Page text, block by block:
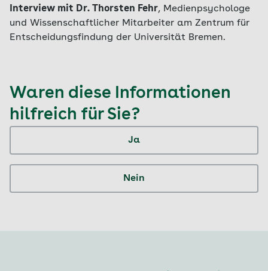
Interview mit Dr. Thorsten Fehr, Medienpsychologe
und Wissenschaftlicher Mitarbeiter am Zentrum für
Entscheidungsfindung der Universität Bremen.
Waren diese Informationen
hilfreich für Sie?
Ja
Nein